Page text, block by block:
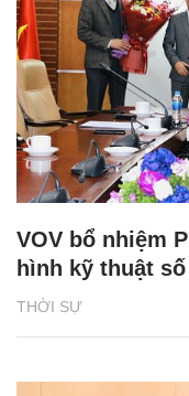
THỜI SỰ
VOV bổ nhiệm
hình kỹ thuật số